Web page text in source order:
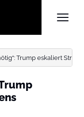
Trump eskaliert